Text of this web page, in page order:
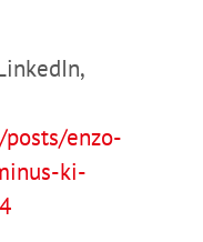
enzo-
ki-